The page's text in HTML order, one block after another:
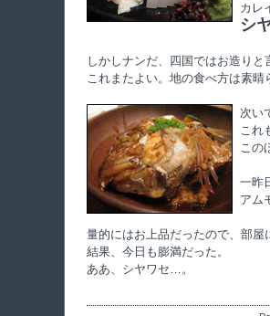
カレ
シ
しかしナンだ、四国ではお造りと
これまたよい。地の食べ方は素晴
次い
これ
この
一昨
アム
量的にはお上品だったので、部屋
結果、今日も膨満だった。
ああ、シヤワセ…。